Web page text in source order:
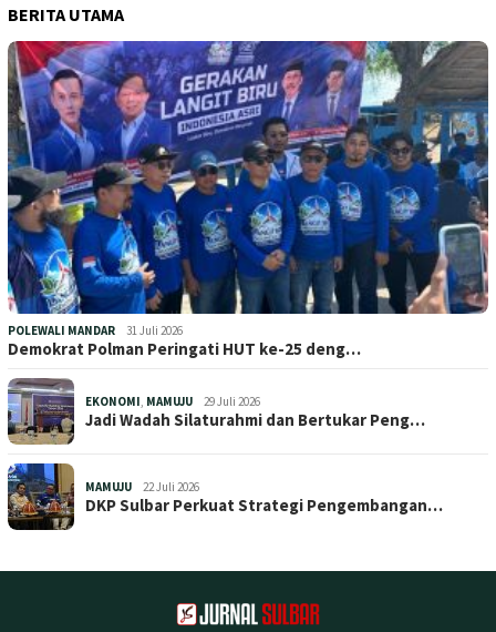
BERITA UTAMA
POLEWALI MANDAR 31 Juli 2026
Demokrat Polman Peringati HUT ke-25 deng…
EKONOMI, MAMUJU 29 Juli 2026
Jadi Wadah Silaturahmi dan Bertukar Peng…
MAMUJU 22 Juli 2026
DKP Sulbar Perkuat Strategi Pengembangan…